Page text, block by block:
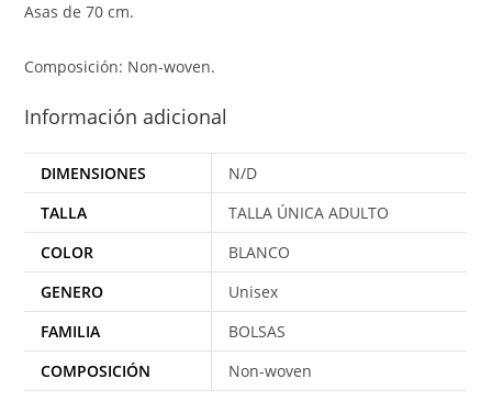
Asas de 70 cm.
Composición: Non-woven.
Información adicional
DIMENSIONES
N/D
TALLA
TALLA ÚNICA ADULTO
COLOR
BLANCO
GENERO
Unisex
FAMILIA
BOLSAS
COMPOSICIÓN
Non-woven